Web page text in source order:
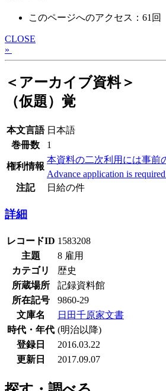
このページへのアクセス：61回
CLOSE
»
＜アーカイブ資料＞
（仮題）覚
本文言語 日本語
巻冊数
1
権利情報
本資料の二次利用には事前
Advance application is
注記
日給の件
詳細
レコードID 1583208
主題
8 雇用
カテゴリ
歴史
所蔵場所
記録資料館
所在記号
9860-29
文庫名
日田千原家文書
時代・年代 (明治以降)
登録日
2016.03.22
更新日
2017.09.07